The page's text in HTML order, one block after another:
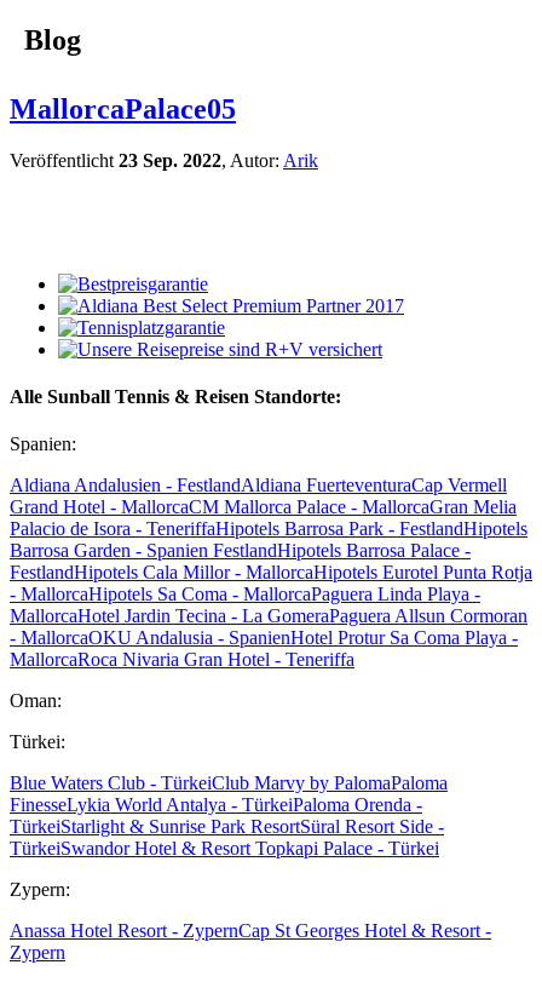
Blog
MallorcaPalace05
Veröffentlicht 23 Sep. 2022, Autor: Arik
Alle Sunball Tennis & Reisen Standorte:
Spanien:
Aldiana Andalusien - FestlandAldiana FuerteventuraCap Vermell
Grand Hotel - MallorcaCM Mallorca Palace - MallorcaGran Melia
Palacio de Isora - TeneriffaHipotels Barrosa Park - FestlandHipotels
Barrosa Garden - Spanien FestlandHipotels Barrosa Palace -
FestlandHipotels Cala Millor - MallorcaHipotels Eurotel Punta Rotja
- MallorcaHipotels Sa Coma - MallorcaPaguera Linda Playa -
MallorcaHotel Jardin Tecina - La GomeraPaguera Allsun Cormoran
- MallorcaOKU Andalusia - SpanienHotel Protur Sa Coma Playa -
MallorcaRoca Nivaria Gran Hotel - Teneriffa
Oman:
Türkei:
Blue Waters Club - TürkeiClub Marvy by PalomaPaloma
FinesseLykia World Antalya - TürkeiPaloma Orenda -
TürkeiStarlight & Sunrise Park ResortSüral Resort Side -
TürkeiSwandor Hotel & Resort Topkapi Palace - Türkei
Zypern:
Anassa Hotel Resort - ZypernCap St Georges Hotel & Resort -
Zypern